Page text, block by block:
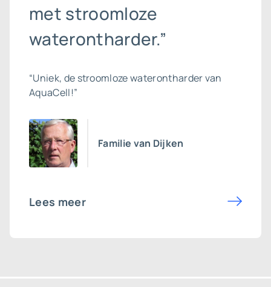
met stroomloze
waterontharder.”
“Uniek, de stroomloze waterontharder van
AquaCell!”
Familie van Dijken
Lees meer